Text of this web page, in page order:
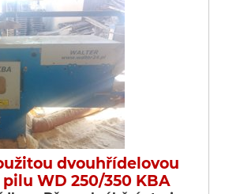
dvouhřídelovou
WD 250/350 KBA